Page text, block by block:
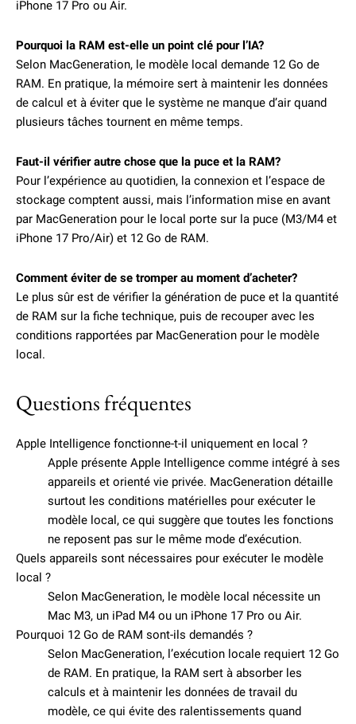
iPhone 17 Pro ou Air.
Pourquoi la RAM est-elle un point clé pour l’IA?
Selon MacGeneration, le modèle local demande 12 Go de
RAM. En pratique, la mémoire sert à maintenir les données
de calcul et à éviter que le système ne manque d’air quand
plusieurs tâches tournent en même temps.
Faut-il vérifier autre chose que la puce et la RAM?
Pour l’expérience au quotidien, la connexion et l’espace de
stockage comptent aussi, mais l’information mise en avant
par MacGeneration pour le local porte sur la puce (M3/M4 et
iPhone 17 Pro/Air) et 12 Go de RAM.
Comment éviter de se tromper au moment d’acheter?
Le plus sûr est de vérifier la génération de puce et la quantité
de RAM sur la fiche technique, puis de recouper avec les
conditions rapportées par MacGeneration pour le modèle
local.
Questions fréquentes
Apple Intelligence fonctionne-t-il uniquement en local ?
Apple présente Apple Intelligence comme intégré à ses
appareils et orienté vie privée. MacGeneration détaille
surtout les conditions matérielles pour exécuter le
modèle local, ce qui suggère que toutes les fonctions
ne reposent pas sur le même mode d’exécution.
Quels appareils sont nécessaires pour exécuter le modèle
local ?
Selon MacGeneration, le modèle local nécessite un
Mac M3, un iPad M4 ou un iPhone 17 Pro ou Air.
Pourquoi 12 Go de RAM sont-ils demandés ?
Selon MacGeneration, l’exécution locale requiert 12 Go
de RAM. En pratique, la RAM sert à absorber les
calculs et à maintenir les données de travail du
modèle, ce qui évite des ralentissements quand